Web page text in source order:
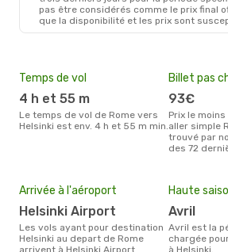
pas être considérés comme le prix final
que la disponibilité et les prix sont
Temps de vol
4 h et 55 m
Le temps de vol de Rome vers
Helsinki est env. 4 h et 55 m min.
Billet pas
93€
Prix le moins cher pour un billet
aller simple
trouvé par
des 72
Arrivée à l'aéroport
Helsinki Airport
Les vols ayant pour destination
Helsinki au depart de Rome
arrivent à Helsinki Airport
Haute
avril
avril est la période la plus
chargée
à Helsinki.